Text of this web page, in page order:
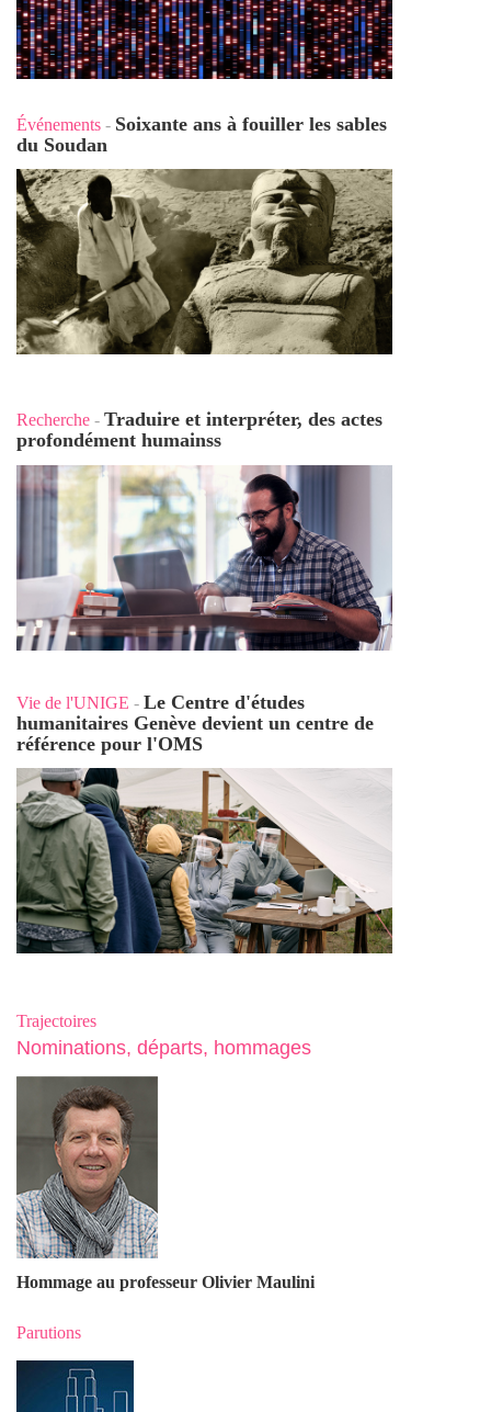
Événements - Soixante ans à fouiller les sables
du Soudan
Recherche - Traduire et interpréter, des actes
profondément humainss
Vie de l'UNIGE - Le Centre d'études
humanitaires Genève devient un centre de
référence pour l'OMS
Trajectoires
Nominations, départs, hommages
Hommage au professeur Olivier Maulini
Parutions